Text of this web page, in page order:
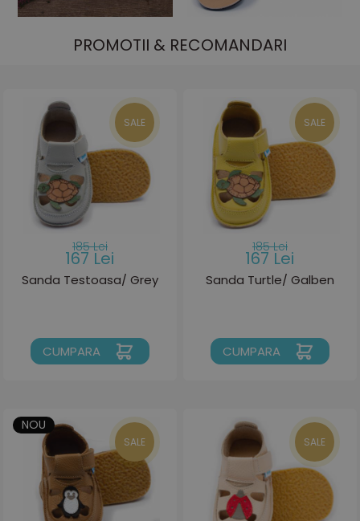
PROMOTII & RECOMANDARI
SALE
185 Lei
167 Lei
Sanda Testoasa/ Grey
CUMPARA
SALE
185 Lei
167 Lei
Sanda Turtle/ Galben
CUMPARA
NOU
SALE SALE